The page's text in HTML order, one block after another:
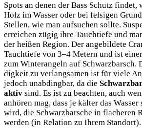
Spots an denen der Bass Schutz
Holz im Was­ser oder bei fel­si­gen
Stel­len, wie man auf­su­chen soll­te.
errei­chen zügig ihre Tauch­tie­fe und
der hei­ßen Regi­on. Der ange­bil­de­te
Tauch­tie­fe von 3–4 Metern und ist
zum Win­ter­an­geln auf
dig­keit zu ver­lang­sa­men ist für vie­le
jedoch unab­ding­bar, da die
aktiv sind. Es ist zu beach­ten, auch
anhö­ren mag, dass je käl­ter das
wird, die Schwarz­bar­sche in fla­che­ren
wer­den (in Rela­ti­on zu Ihrem Standort).